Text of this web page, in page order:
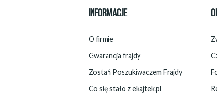
INFORMACJE
O firmie
Gwarancja frajdy
Zostań Poszukiwaczem Frajdy
Co się stało z ekajtek.pl